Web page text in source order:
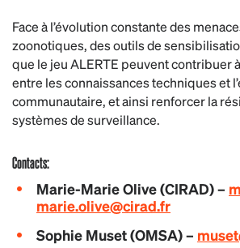
Face à l’évolution constante des
zoonotiques, des outils de
que le jeu ALERTE peuvent contribuer
entre les connaissances techniques et
communautaire, et ainsi renforcer la
systèmes de surveillance.
Contacts:
Marie-Marie Olive (CIRAD) –
marie.olive@cirad.fr
Sophie Muset (OMSA) –